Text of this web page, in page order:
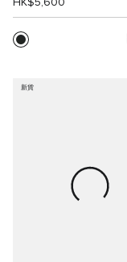
HK$5,600
新貨